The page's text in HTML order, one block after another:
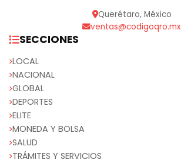
Querétaro, México
ventas@codigoqro.mx
SECCIONES
LOCAL
NACIONAL
GLOBAL
DEPORTES
ELITE
MONEDA Y BOLSA
SALUD
TRÁMITES Y SERVICIOS